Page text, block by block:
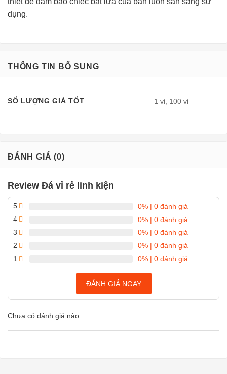
dụng.
THÔNG TIN BỔ SUNG
SỐ LƯỢNG GIÁ TỐT 1 vỉ, 100 vỉ
ĐÁNH GIÁ (0)
Review Đá vỉ rẻ linh kiện
5 0% | 0 đánh giá
4
0% | 0 đánh giá
3
0% | 0 đánh giá
2
0% | 0 đánh giá
1
0% | 0 đánh giá
ĐÁNH GIÁ NGAY
Chưa có đánh giá nào.